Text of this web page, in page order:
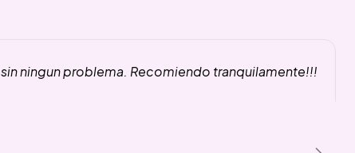
ningun problema. Recomiendo tranquilamente!!!